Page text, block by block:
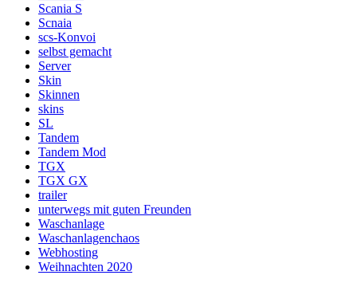
Scania S
Scnaia
scs-Konvoi
selbst gemacht
Server
Skin
Skinnen
skins
SL
Tandem
Tandem Mod
TGX
TGX GX
trailer
unterwegs mit guten Freunden
Waschanlage
Waschanlagenchaos
Webhosting
Weihnachten 2020